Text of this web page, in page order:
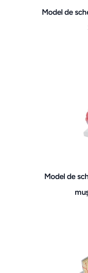
Model de
Model de